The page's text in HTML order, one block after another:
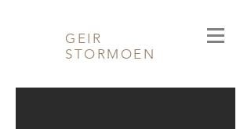
GEIR
STORMOEN